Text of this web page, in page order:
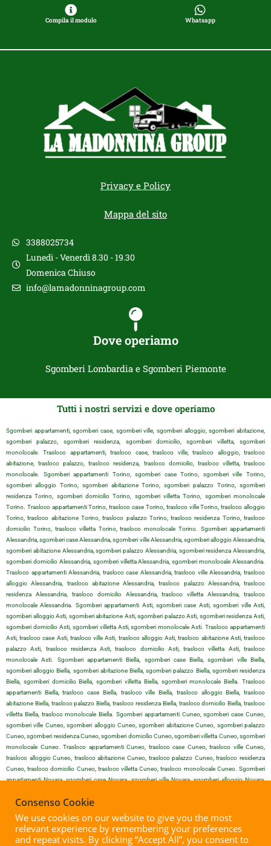
Compila il modulo Whatsapp
Privacy e Policy
Mappa del sito
3388025734
Lunedì - Venerdì 8.30 - 19.30
Domenica Chiuso
info@lamadonninagroup.com
Dove operiamo
Sgomberi Lombardia e Sgomberi Piemonte
Tutti i nostri servizi e dove operiamo
Sgomberi appartamenti, sgomberi case, sgomberi ville, sgomberi alloggio, sgomberi abitazione,
sgomberi palazzo, sgomberi residenza, sgomberi domicilio, sgomberi villetta, sgomberi
monolocale. Trasloco appartamenti, trasloco case, trasloco ville, trasloco alloggio, trasloco
abitazione, trasloco palazzo, trasloco residenza, trasloco domicilio, trasloco villetta, trasloco
monolocale. Sgomberi appartamenti Torino, sgomberi case Torino, sgomberi ville Torino,
sgomberi alloggio Torino, sgomberi abitazione Torino, sgomberi palazzo Torino, sgomberi
residenza Torino, sgomberi domicilio Torino, sgomberi villetta Torino, sgomberi monolocale
Torino. Trasloco appartamenti Torino, trasloco case Torino, trasloco ville Torino, trasloco alloggio
Torino, trasloco abitazione Torino, trasloco palazzo Torino, trasloco residenza Torino, trasloco
domicilio Torino, trasloco villetta Torino, trasloco monolocale Torino. Sgomberi appartamenti
Alessandria, sgomberi case Alessandria, sgomberi ville Alessandria, sgomberi alloggio Alessandria,
sgomberi abitazione Alessandria, sgomberi palazzo Alessandria, sgomberi residenza Alessandria,
sgomberi domicilio Alessandria, sgomberi villetta Alessandria, sgomberi monolocale Alessandria.
Trasloco appartamenti Alessandria, trasloco case Alessandria, trasloco ville Alessandria, trasloco
alloggio Alessandria, trasloco abitazione Alessandria, trasloco palazzo Alessandria, trasloco
residenza Alessandria, trasloco domicilio Alessandria, trasloco villetta Alessandria, trasloco
monolocale Alessandria. Sgomberi appartamenti Asti, sgomberi case Asti, sgomberi ville Asti,
sgomberi alloggio Asti, sgomberi abitazione Asti, sgomberi palazzo Asti, sgomberi residenza Asti,
sgomberi domicilio Asti, sgomberi villetta Asti, sgomberi monolocale Asti. Trasloco appartamenti
Asti, trasloco case Asti, trasloco ville Asti, trasloco alloggio Asti, trasloco abitazione Asti, trasloco
palazzo Asti, trasloco residenza Asti, trasloco domicilio Asti, trasloco villetta Asti, trasloco
monolocale Asti. Sgomberi appartamenti Biella, sgomberi case Biella, sgomberi ville Biella,
sgomberi alloggio Biella, sgomberi abitazione Biella, sgomberi palazzo Biella, sgomberi residenza
Biella, sgomberi domicilio Biella, sgomberi villetta Biella, sgomberi monolocale Biella. Trasloco
appartamenti Biella, trasloco case Biella, trasloco ville Biella, trasloco alloggio Biella, trasloco
abitazione Biella, trasloco palazzo Biella, trasloco residenza Biella, trasloco domicilio Biella, trasloco
villetta Biella, trasloco monolocale Biella. Sgomberi appartamenti Cuneo, sgomberi case Cuneo,
sgomberi ville Cuneo, sgomberi alloggio Cuneo, sgomberi abitazione Cuneo, sgomberi palazzo
Cuneo, sgomberi residenza Cuneo, sgomberi domicilio Cuneo, sgomberi villetta Cuneo, sgomberi
monolocale Cuneo. Trasloco appartamenti Cuneo, trasloco case Cuneo, trasloco ville Cuneo,
trasloco alloggio Cuneo, trasloco abitazione Cuneo, trasloco palazzo Cuneo, trasloco residenza
Cuneo, trasloco domicilio Cuneo, trasloco villetta Cuneo, trasloco monolocale Cuneo. Sgomberi
appartamenti Novara, sgomberi case Novara, sgomberi ville Novara, sgomberi alloggio Novara,
domicilio Novara, sgomberi villetta Novara, sgomberi monolocale Novara. Trasloco appartamenti
Novara, trasloco case Novara, trasloco ville Novara, trasloco alloggio Novara, trasloco abitazione
Novara, trasloco palazzo Novara, trasloco residenza Novara, trasloco domicilio Novara, trasloco
villetta Novara, trasloco monolocale Novara. Sgomberi appartamenti Vercelli, sgomberi case Vercelli,
Consenso Cookie
We use cookies on our website to give you the most
relevant experience by remembering your preferences
and repeat visits. By clicking “Accept All”, you consent to